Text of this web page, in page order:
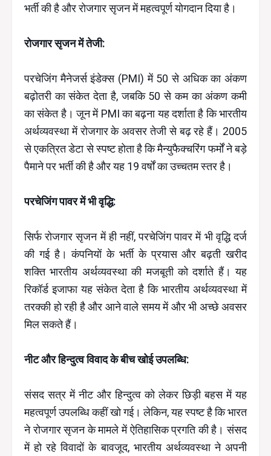
भर्ती की है और रोजगार सृजन में महत्वपूर्ण योगदान दिया है।
रोजगार सृजन में तेजी:
परचेजिंग मैनेजर्स इंडेक्स (PMI) में 50 से अधिक का अंकण
बढ़ोतरी का संकेत देता है, जबकि 50 से कम का अंकण कमी
का संकेत है। जून में PMI का बढ़ना यह दर्शाता है कि भारतीय
अर्थव्यवस्था में रोजगार के अवसर तेजी से बढ़ रहे हैं। 2005
से एकत्रित डेटा से स्पष्ट होता है कि मैन्युफैक्चरिंग फर्मों ने बड़े
पैमाने पर भर्ती की है और यह 19 वर्षों का उच्चतम स्तर है।
परचेजिंग पावर में भी वृद्धि:
सिर्फ रोजगार सृजन में ही नहीं, परचेजिंग पावर में भी वृद्धि दर्ज
की गई है। कंपनियों के भर्ती के प्रयास और बढ़ती खरीद
शक्ति भारतीय अर्थव्यवस्था की मजबूती को दर्शाते हैं। यह
रिकॉर्ड इजाफा यह संकेत देता है कि भारतीय अर्थव्यवस्था में
तरक्की हो रही है और आने वाले समय में और भी अच्छे अवसर
मिल सकते हैं।
नीट और हिन्दुत्व विवाद के बीच खोई उपलब्धि:
संसद सत्र में नीट और हिन्दुत्व को लेकर छिड़ी बहस में यह
महत्वपूर्ण उपलब्धि कहीं खो गई। लेकिन, यह स्पष्ट है कि भारत
ने रोजगार सृजन के मामले में ऐतिहासिक प्रगति की है। संसद
में हो रहे विवादों के बावजूद, भारतीय अर्थव्यवस्था ने अपनी